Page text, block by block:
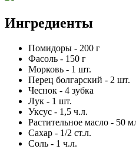
Ингредиенты
Помидоры - 200 г
Фасоль - 150 г
Морковь - 1 шт.
Перец болгарский - 2 шт.
Чеснок - 4 зубка
Лук - 1 шт.
Уксус - 1,5 ч.л.
Растительное масло - 50
Сахар - 1/2 ст.л.
Соль - 1 ч.л.